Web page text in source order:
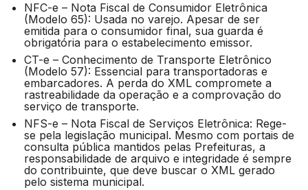
NFC-e – Nota Fiscal de Consumidor Eletrônica
(Modelo 65): Usada no varejo. Apesar de ser
emitida para o consumidor final, sua guarda é
obrigatória para o estabelecimento emissor.
CT-e – Conhecimento de Transporte Eletrônico
(Modelo 57): Essencial para transportadoras e
embarcadores. A perda do XML compromete a
rastreabilidade da operação e a comprovação do
serviço de transporte.
NFS-e – Nota Fiscal de Serviços Eletrônica: Rege-
se pela legislação municipal. Mesmo com portais de
consulta pública mantidos pelas Prefeituras, a
responsabilidade de arquivo e integridade é sempre
do contribuinte, que deve buscar o XML gerado
pelo sistema municipal.